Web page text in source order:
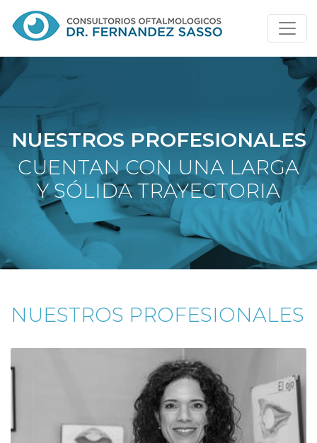
NUESTROS PROFESIONALES
CUENTAN CON UNA LARGA
Y SÓLIDA TRAYECTORIA
NUESTROS PROFESIONALES